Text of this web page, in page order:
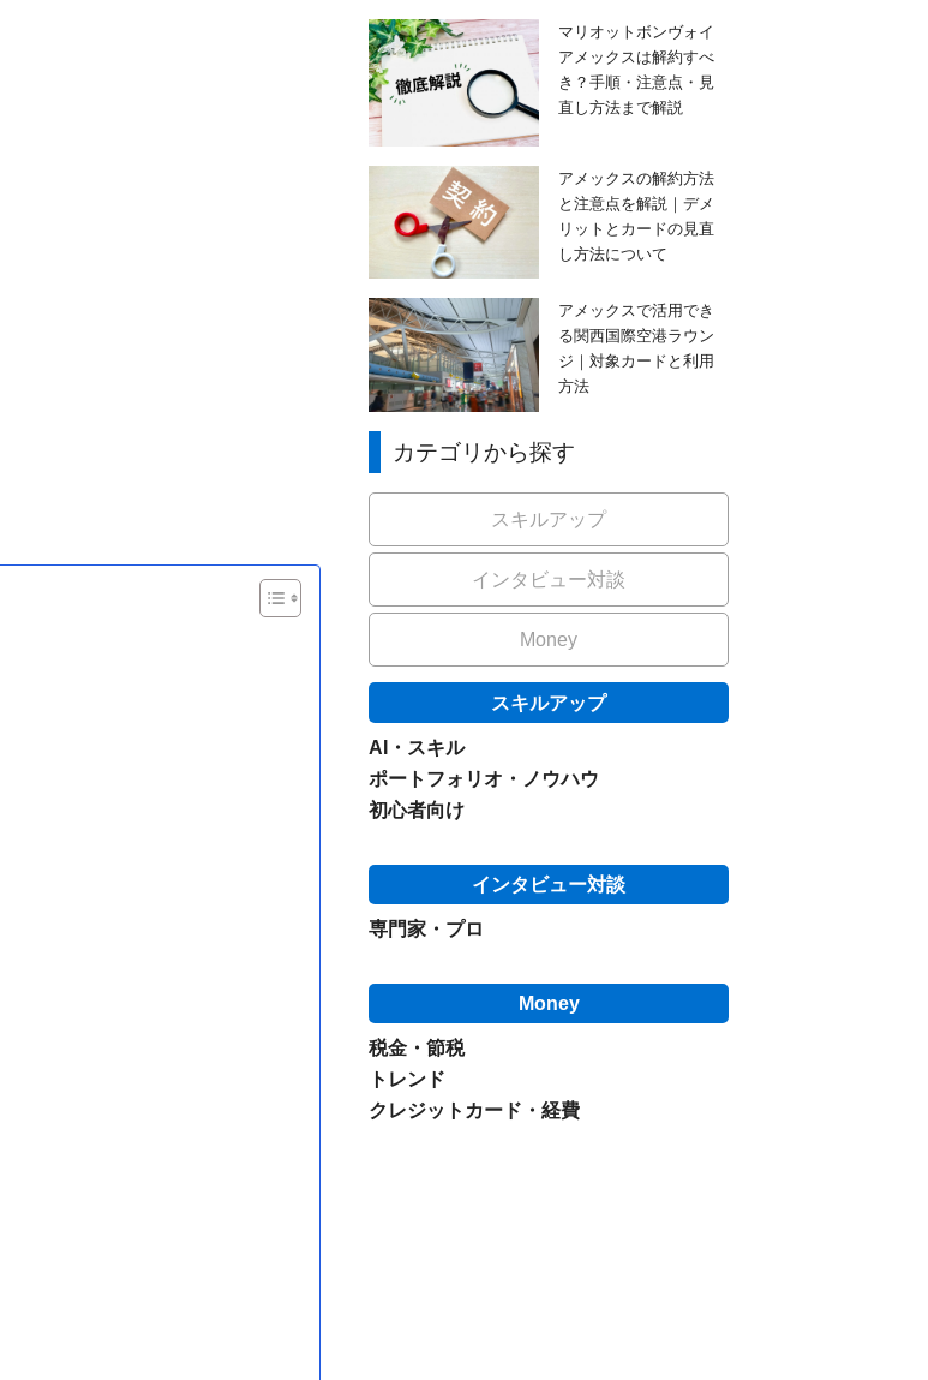
マリオットボンヴォイ
アメックスは解約すべ
き？手順・注意点・見
直し方法まで解説
アメックスの解約方法
と注意点を解説｜デメ
リットとカードの見直
し方法について
アメックスで活用でき
る関西国際空港ラウン
ジ｜対象カードと利用
方法
カテゴリから探す
スキルアップ
インタビュー対談
Money
スキルアップ
AI・スキル
ポートフォリオ・ノウハウ
初心者向け
インタビュー対談
専門家・プロ
Money
税金・節税
トレンド
クレジットカード・経費